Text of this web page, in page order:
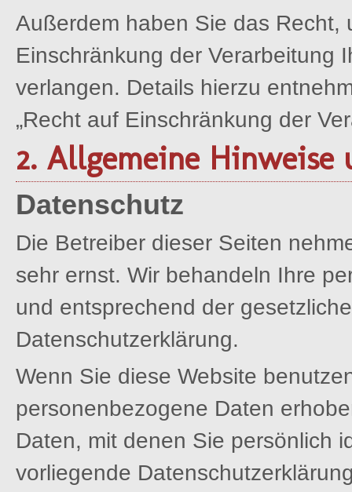
Außerdem haben Sie das Recht,
Einschränkung der Verarbeitung
verlangen. Details hierzu
„Recht auf Einschränkung der
2. Allgemeine
Datenschutz
Die Betreiber dieser Seiten
sehr ernst. Wir behandeln Ihre
und entsprechend der
Datenschutzerklärung.
Wenn Sie diese Website
personenbezogene Daten
Daten, mit denen Sie persönlich
vorliegende